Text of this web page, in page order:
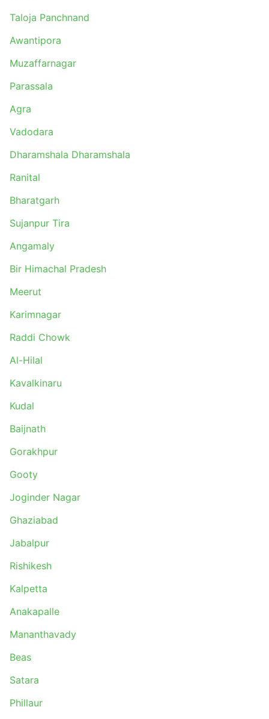
Chandigarh - Dharamshala
Ambala - Chandigarh
Bangalore - Visakhapatnam
Delhi - Kullu
Rajahmundry - Visakhapatnam
Vijayawada - Bangalore
Vijayawada - Tirupati
Goa - Bangalore
Ambala - Delhi
Visakhapatnam - Kharagpur
Ghaziabad - Ambala
Delhi - Kangra
Nellore - Cuttack
Chandigarh - Una Himachal
Nagrota Bagwan - Himachal Pradesh
Bangalore - Andhra Pradesh
Visakhapatnam - Tekkali
Nellore - Visakhapatnam
Brahmapur - Bangalore
Jogindernagar - Chandigarh
Ambala - Jogindernagar
Chandigarh - Nadaun
Palampur Himachal Pradesh - Baijnath
Vijayawada - Kolkata
Visakhapatnam - Palasa
Amb Himachal Pradesh - Delhi
Chandigarh - Kangra
Guntur - Eluru
Taloja Panchnand
Awantipora
Muzaffarnagar
Parassala
Agra
Vadodara
Dharamshala Dharamshala
Ranital
Bharatgarh
Sujanpur Tira
Angamaly
Bir Himachal Pradesh
Meerut
Karimnagar
Raddi Chowk
Al-Hilal
Kavalkinaru
Kudal
Baijnath
Gorakhpur
Gooty
Joginder Nagar
Ghaziabad
Jabalpur
Rishikesh
Kalpetta
Anakapalle
Mananthavady
Beas
Satara
Phillaur